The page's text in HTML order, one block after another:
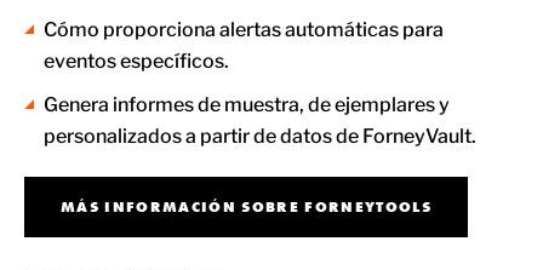
Cómo proporciona alertas automáticas para
eventos específicos.
Genera informes de muestra, de ejemplares y
personalizados a partir de datos de ForneyVault.
MÁS INFORMACIÓN SOBRE FORNEYTOOLS